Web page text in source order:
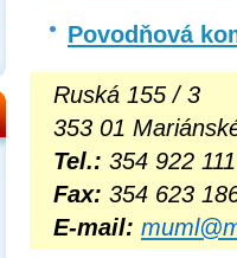
Povodňová
Ruská 155 / 3
353 01
Tel.: 354 922 111
Fax: 354 623
E-mail: